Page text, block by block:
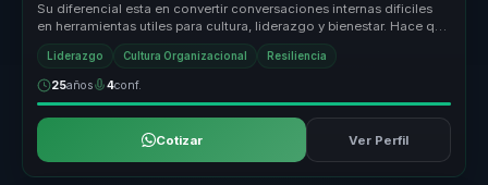
Su diferencial esta en convertir conversaciones internas dificiles
en herramientas utiles para cultura, liderazgo y bienestar. Hace que
t...
Liderazgo Cultura Organizacional Resiliencia
25años 4conf.
Cotizar Ver Perfil